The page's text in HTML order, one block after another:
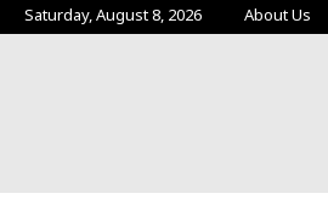
Saturday, August 8, 2026 About Us